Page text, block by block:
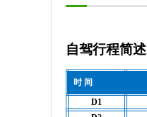
自驾行程简述
时 间
D1